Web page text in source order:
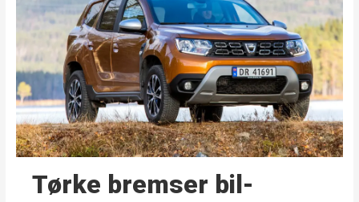
Tørke bremser bil­